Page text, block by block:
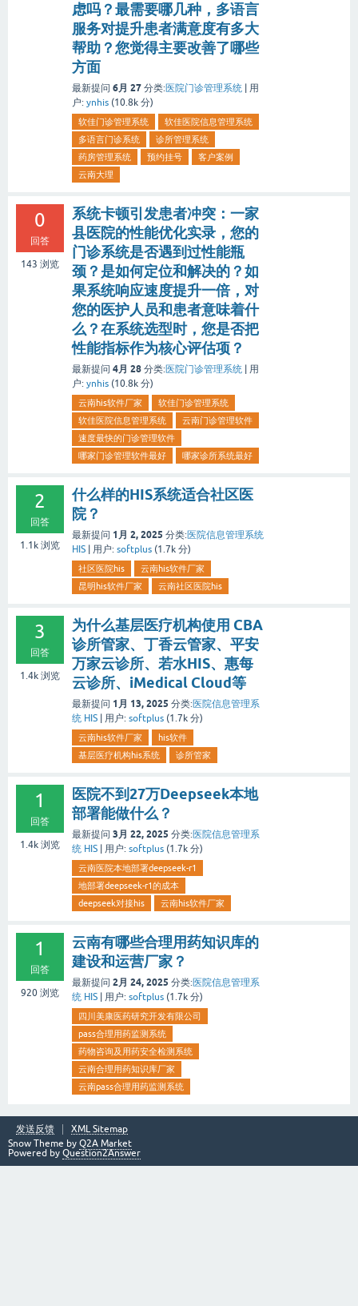
虑吗？最需要哪几种，多语言
服务对提升患者满意度有多大
帮助？您觉得主要改善了哪些
方面
最新提问 6月 27 分类:医院门诊管理系统
用
户: ynhis (10.8k 分)
软佳门诊管理系统
软佳医院信息管理系统
多语言门诊系统
诊所管理系统
药房管理系统
预约挂号
客户案例
云南大理
0
回答
143 浏览
系统卡顿引发患者冲突：一家
县医院的性能优化实录，您的
门诊系统是否遇到过性能瓶
颈？是如何定位和解决的？如
果系统响应速度提升一倍，对
您的医护人员和患者意味着什
么？在系统选型时，您是否把
性能指标作为核心评估项？
最新提问 4月 28 分类:医院门诊管理系统
用
户: ynhis (10.8k 分)
云南his软件厂家
软佳门诊管理系统
软佳医院信息管理系统
云南门诊管理软件
速度最快的门诊管理软件
哪家门诊管理软件最好
哪家诊所系统最好
2
回答
1.1k 浏览
什么样的HIS系统适合社区医
院？
最新提问 1月 2, 2025 分类:医院信息管理系统
HIS
用户: softplus (1.7k 分)
社区医院his
云南his软件厂家
昆明his软件厂家
云南社区医院his
3
回答
1.4k 浏览
为什么基层医疗机构使用 CBA
诊所管家、丁香云管家、平安
万家云诊所、若水HIS、惠每
云诊所、iMedical Cloud等
最新提问 1月 13, 2025 分类:医院信息管理系
统 HIS
用户: softplus (1.7k 分)
云南his软件厂家
his软件
基层医疗机构his系统
诊所管家
1
回答
1.4k 浏览
医院不到27万Deepseek本地
部署能做什么？
最新提问 3月 22, 2025 分类:医院信息管理系
统 HIS
用户: softplus (1.7k 分)
云南医院本地部署deepseek-r1
地部署deepseek-r1的成本
deepseek对接his
云南his软件厂家
1
回答
920 浏览
云南有哪些合理用药知识库的
建设和运营厂家？
最新提问 2月 24, 2025 分类:医院信息管理系
统 HIS
用户: softplus (1.7k 分)
四川美康医药研究开发有限公司
pass合理用药监测系统
药物咨询及用药安全检测系统
云南合理用药知识库厂家
云南pass合理用药监测系统
发送反馈
XML Sitemap
Snow Theme by Q2A Market
Powered by Question2Answer